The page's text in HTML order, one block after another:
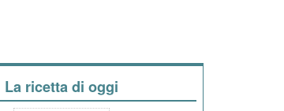
La ricetta di oggi